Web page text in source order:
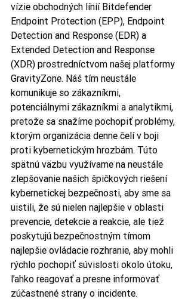
vízie obchodných línií Bitdefender
Endpoint Protection (EPP), Endpoint
Detection and Response (EDR) a
Extended Detection and Response
(XDR) prostredníctvom našej platformy
GravityZone. Náš tím neustále
komunikuje so zákazníkmi,
potenciálnymi zákazníkmi a analytikmi,
pretože sa snažíme pochopiť problémy,
ktorým organizácia denne čelí v boji
proti kybernetickým hrozbám. Túto
spätnú väzbu využívame na neustále
zlepšovanie našich špičkových riešení
kybernetickej bezpečnosti, aby sme sa
uistili, že sú nielen najlepšie v oblasti
prevencie, detekcie a reakcie, ale tiež
poskytujú bezpečnostným tímom
najlepšie ovládacie rozhranie, aby mohli
rýchlo pochopiť súvislosti okolo útoku,
ľahko reagovať a presne informovať
zúčastnené strany o incidente.